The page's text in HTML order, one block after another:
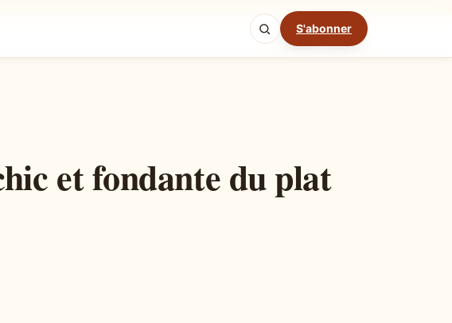
S'abonner
Mode cuisine
et fondante du plat